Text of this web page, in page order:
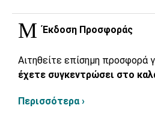
Έκδοση Προσφοράς
Αιτηθείτε επίσημη προσφορά
έχετε συγκεντρώσει στο
Περισσότερα ›